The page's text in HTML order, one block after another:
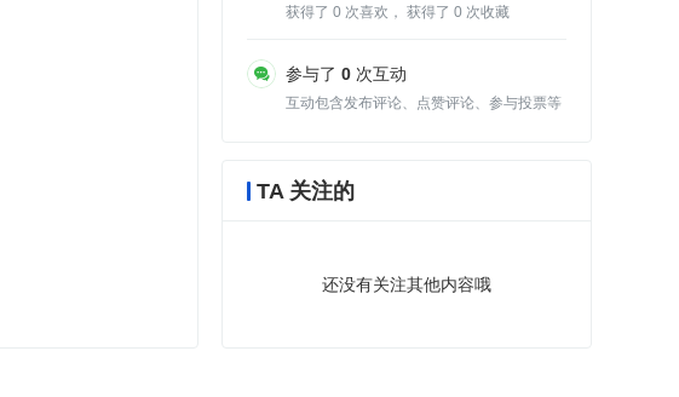
获得了 0 次喜欢， 获得了 0 次收藏
参与了 0 次互动
互动包含发布评论、点赞评论、参与投票等
TA 关注的
还没有关注其他内容哦